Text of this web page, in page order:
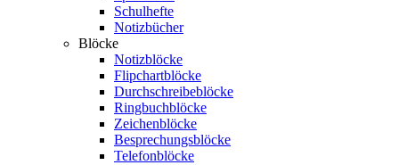
Schulhefte
Notizbücher
Blöcke
Notizblöcke
Flipchartblöcke
Durchschreibeblöcke
Ringbuchblöcke
Zeichenblöcke
Besprechungsblöcke
Telefonblöcke